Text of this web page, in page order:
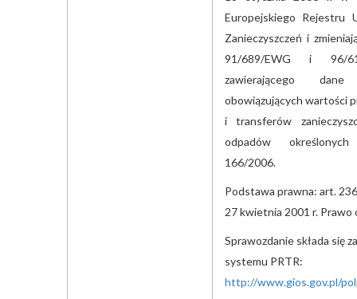
Europejskiego Rejestru
Zanieczyszczeń i
91/689/EWG i 96/
zawierającego
obowiązujących wartości
i transferów
odpadów
166/2006.
Podstawa prawna: art.
27 kwietnia 2001 r. Prawo
Sprawozdanie składa się
systemu PRTR:
http://www.gios.gov.pl/